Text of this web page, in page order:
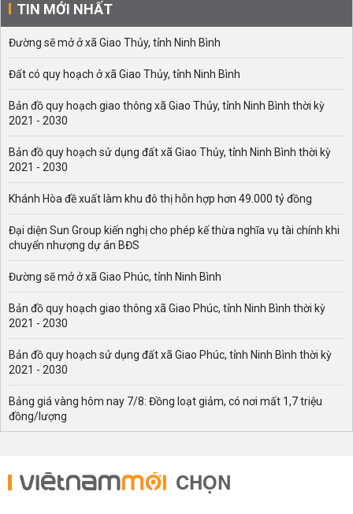
TIN MỚI NHẤT
Đường sẽ mở ở xã Giao Thủy, tỉnh Ninh Bình
Đất có quy hoạch ở xã Giao Thủy, tỉnh Ninh Bình
Bản đồ quy hoạch giao thông xã Giao Thủy, tỉnh Ninh Bình thời kỳ
2021 - 2030
Bản đồ quy hoạch sử dụng đất xã Giao Thủy, tỉnh Ninh Bình thời kỳ
2021 - 2030
Khánh Hòa đề xuất làm khu đô thị hỗn hợp hơn 49.000 tỷ đồng
Đại diện Sun Group kiến nghị cho phép kế thừa nghĩa vụ tài chính khi
chuyển nhượng dự án BĐS
Đường sẽ mở ở xã Giao Phúc, tỉnh Ninh Bình
Bản đồ quy hoạch giao thông xã Giao Phúc, tỉnh Ninh Bình thời kỳ
2021 - 2030
Bản đồ quy hoạch sử dụng đất xã Giao Phúc, tỉnh Ninh Bình thời kỳ
2021 - 2030
Bảng giá vàng hôm nay 7/8: Đồng loạt giảm, có nơi mất 1,7 triệu
đồng/lượng
CHỌN